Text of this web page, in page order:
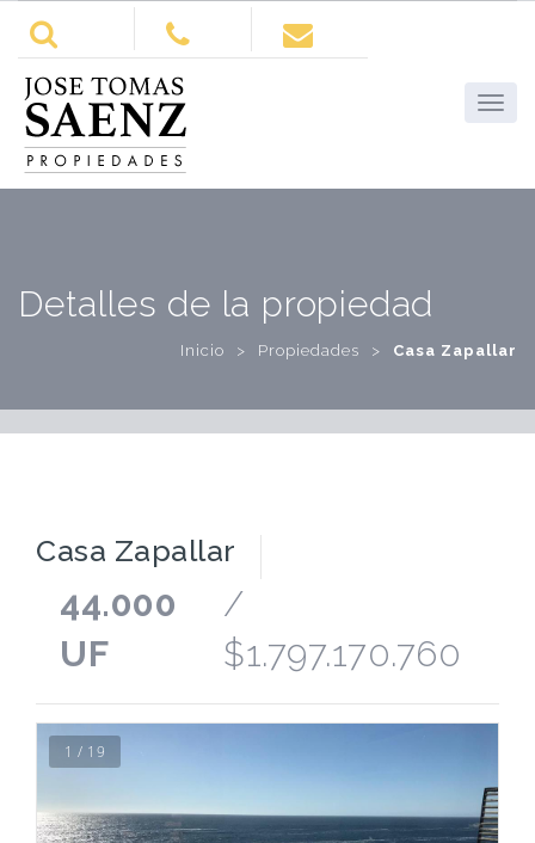
Detalles de la propiedad
Inicio > Propiedades > Casa Zapallar
Casa Zapallar
44.000
UF
/
$1.797.170.760
1 / 19